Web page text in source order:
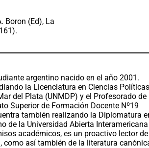
Boron (Ed), La
argentino nacido en el año 2001.
la Licenciatura en Ciencias Políticas
del Plata (UNMDP) y el Profesorado de
Superior de Formación Docente Nº19
también realizando la Diplomatura
de la Universidad Abierta Interamericana
académicos, es un proactivo lector de
así también de la literatura